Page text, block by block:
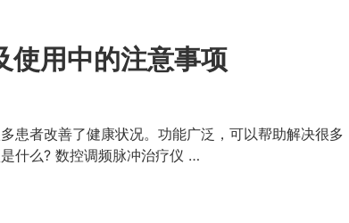
使用中的注意事项
患者改善了健康状况。功能广泛，可以帮助解决很多
什么? 数控调频脉冲治疗仪 …